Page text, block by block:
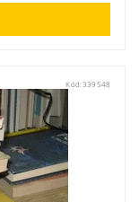
Kód: 339548